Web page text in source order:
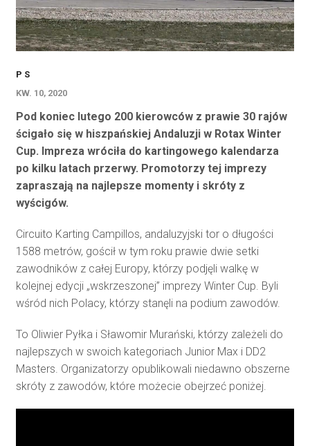
P S
KW. 10, 2020
Pod koniec lutego 200 kierowców z prawie 30 rajów
ścigało się w hiszpańskiej Andaluzji w Rotax Winter
Cup. Impreza wróciła do kartingowego kalendarza
po kilku latach przerwy. Promotorzy tej imprezy
zapraszają na najlepsze momenty i skróty z
wyścigów.
Circuito Karting Campillos, andaluzyjski tor o długości
1588 metrów, gościł w tym roku prawie dwie setki
zawodników z całej Europy, którzy podjęli walkę w
kolejnej edycji „wskrzeszonej” imprezy Winter Cup. Byli
wśród nich Polacy, którzy stanęli na podium zawodów.
To Oliwier Pyłka i Sławomir Murański, którzy zależeli do
najlepszych w swoich kategoriach Junior Max i DD2
Masters. Organizatorzy opublikowali niedawno obszerne
skróty z zawodów, które możecie obejrzeć poniżej.